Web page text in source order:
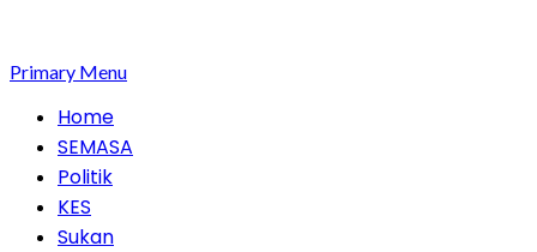
Primary Menu
Home
SEMASA
Politik
KES
Sukan